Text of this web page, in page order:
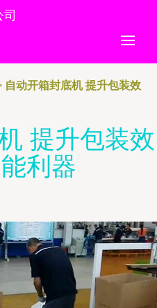
自动开箱封底机 提升包装效
提升包装效
利器